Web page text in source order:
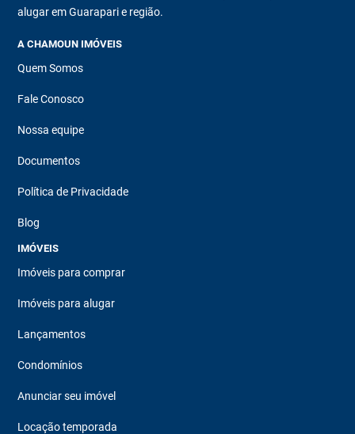
alugar em Guarapari e região.
A CHAMOUN IMÓVEIS
Quem Somos
Fale Conosco
Nossa equipe
Documentos
Política de Privacidade
Blog
IMÓVEIS
Imóveis para comprar
Imóveis para alugar
Lançamentos
Condomínios
Anunciar seu imóvel
Locação temporada